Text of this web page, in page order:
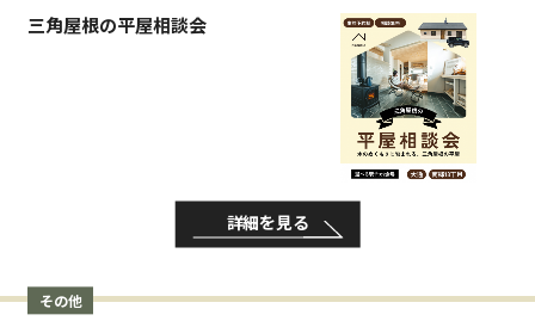
三角屋根の平屋相談会
詳細を見る
その他